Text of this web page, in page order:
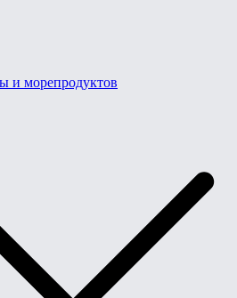
и морепродуктов